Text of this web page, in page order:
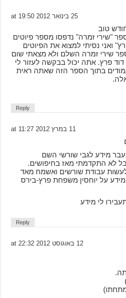
25 בינואר 2012 at 19:50
טוב
"שירי זמרה" נדפסו מספר פיוטים
ואני נסיתי למצוא את הפיוטים
שירי זמרה השלם ולא מצאתי שום
פרץ. אתה יכול בבקשה לעזור לי
בתוך הספר הזה שאתה ראית
Reply
11 במרץ 2012 at 11:27
מידע לגבי שורשי השם
לא התקדמתי מאז בחיפושים.
לעשות עבודת שורשים ואשמח מאד
על יוחסין משפחת פרץ-בירס
לי מידע
Reply
12 באוגוסט 2012 at 22:32